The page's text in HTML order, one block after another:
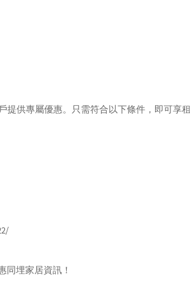
供專屬優惠。只需符合以下條件，即可享
同埋家居資訊！